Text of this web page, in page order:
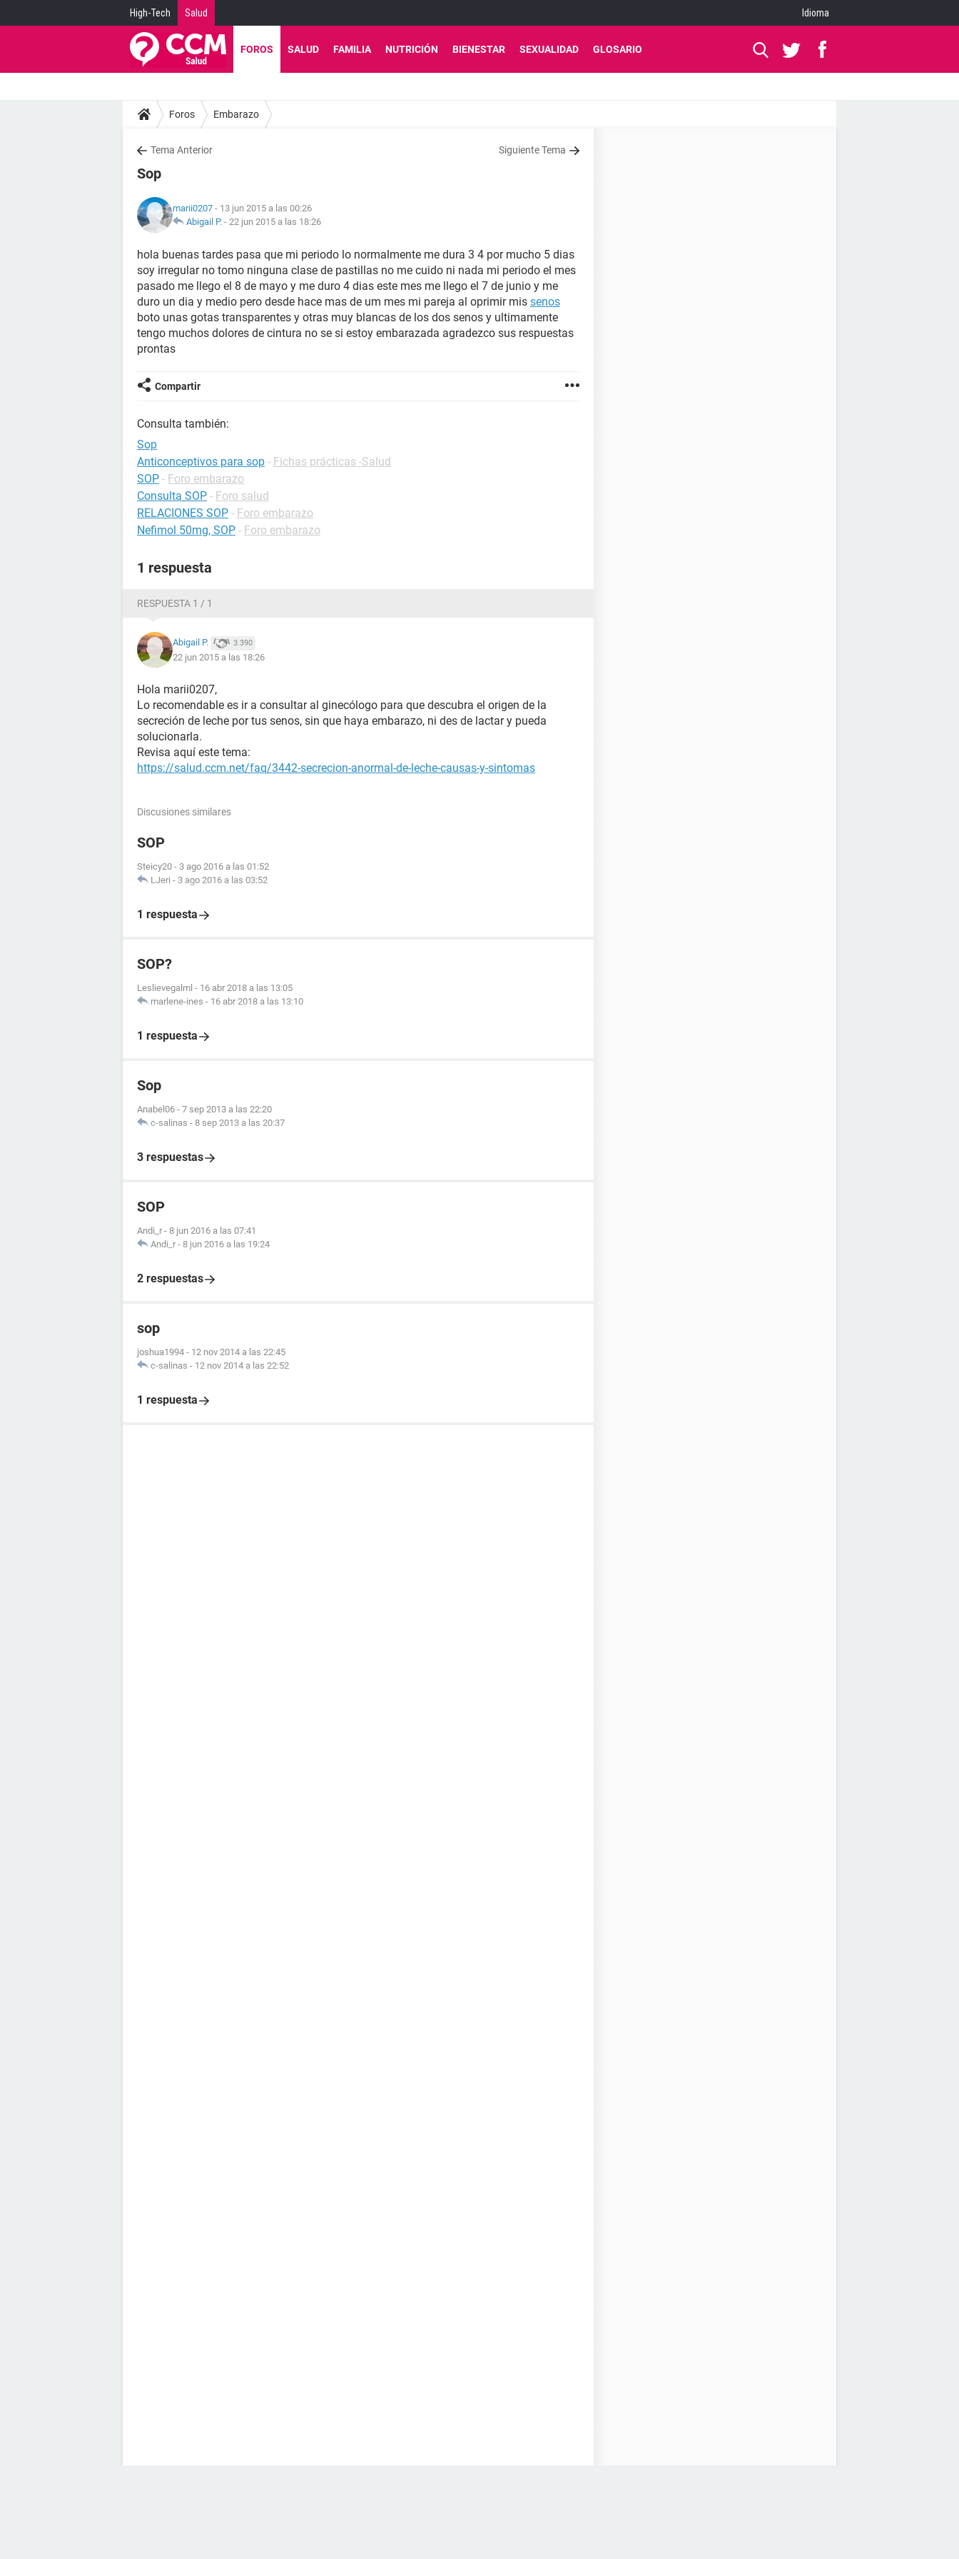
High-Tech Salud Idioma
FOROS SALUD FAMILIA NUTRICIÓN BIENESTAR SEXUALIDAD GLOSARIO
Foros Embarazo
Tema Anterior Siguiente Tema
Sop
marii0207 - 13 jun 2015 a las 00:26
Abigail P. - 22 jun 2015 a las 18:26
hola buenas tardes pasa que mi periodo lo normalmente me dura 3 4 por mucho 5 dias
soy irregular no tomo ninguna clase de pastillas no me cuido ni nada mi periodo el mes
pasado me llego el 8 de mayo y me duro 4 dias este mes me llego el 7 de junio y me
duro un dia y medio pero desde hace mas de um mes mi pareja al oprimir mis senos
boto unas gotas transparentes y otras muy blancas de los dos senos y ultimamente
tengo muchos dolores de cintura no se si estoy embarazada agradezco sus respuestas
prontas
Compartir
Consulta también:
Sop
Anticonceptivos para sop - Fichas prácticas -Salud
SOP - Foro embarazo
Consulta SOP - Foro salud
RELACIONES SOP - Foro embarazo
Nefimol 50mg, SOP - Foro embarazo
1 respuesta
RESPUESTA 1 / 1
Abigail P. 3.390
22 jun 2015 a las 18:26
Hola marii0207,
Lo recomendable es ir a consultar al ginecólogo para que descubra el origen de la
secreción de leche por tus senos, sin que haya embarazo, ni des de lactar y pueda
solucionarla.
Revisa aquí este tema:
https://salud.ccm.net/faq/3442-secrecion-anormal-de-leche-causas-y-sintomas
Discusiones similares
SOP
Steicy20 - 3 ago 2016 a las 01:52
LJeri - 3 ago 2016 a las 03:52
1 respuesta
SOP?
Leslievegalml - 16 abr 2018 a las 13:05
marlene-ines - 16 abr 2018 a las 13:10
1 respuesta
Sop
Anabel06 - 7 sep 2013 a las 22:20
c-salinas - 8 sep 2013 a las 20:37
3 respuestas
SOP
Andi_r - 8 jun 2016 a las 07:41
Andi_r - 8 jun 2016 a las 19:24
2 respuestas
sop
joshua1994 - 12 nov 2014 a las 22:45
c-salinas - 12 nov 2014 a las 22:52
1 respuesta